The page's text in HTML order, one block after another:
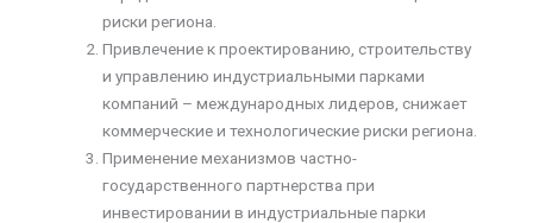
риски региона.
Привлечение к проектированию, строительству
и управлению индустриальными парками
компаний – международных лидеров, снижает
коммерческие и технологические риски региона.
Применение механизмов частно-
государственного партнерства при
инвестировании в индустриальные парки